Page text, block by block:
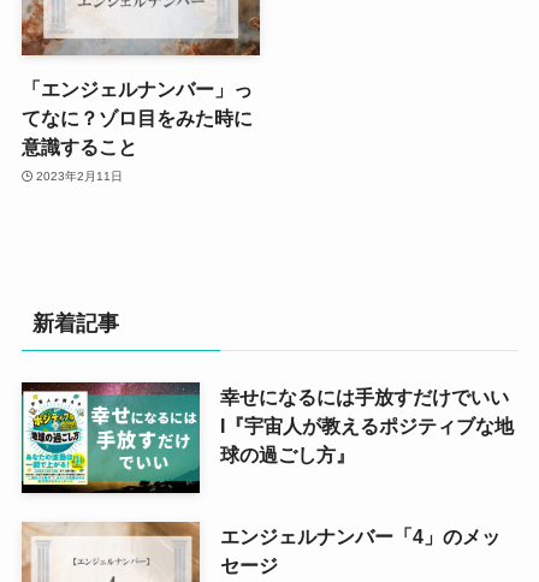
「エンジェルナンバー」っ
てなに？ゾロ目をみた時に
意識すること
2023年2月11日
新着記事
幸せになるには手放すだけでいい
Ι『宇宙人が教えるポジティブな地
球の過ごし方』
エンジェルナンバー「4」のメッ
セージ